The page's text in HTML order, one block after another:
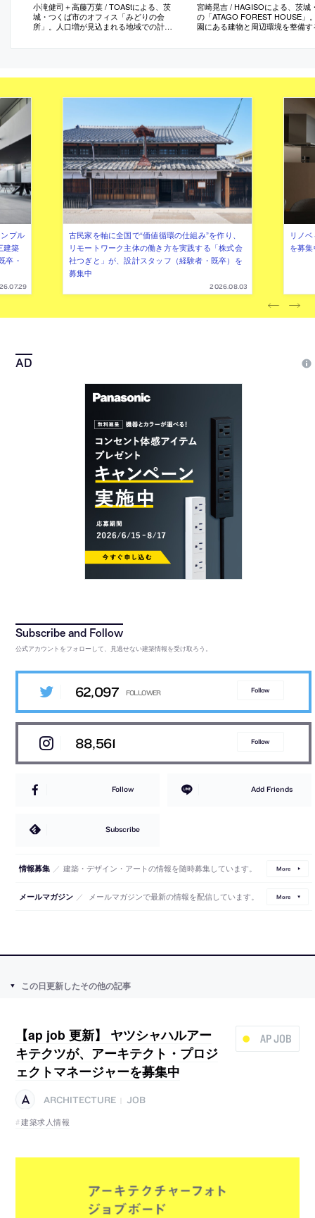
小滝健司＋高藤万葉 / TOAStによる、茨
城・つくば市のオフィス「みどりの会
所」。人口増が見込まれる地域での計
人々が集まれる場を求め、家の様な温か
成を特徴とする建築を考案
宮崎晃吉 / HAGISOによる、茨城
の「ATAGO FOREST HOUSE」
園にある建物と周辺環境を整備す
し、“心も体も切り替わる中継地
プル
建築
卒・
古民家を軸に全国で“価値循環の仕組み”を作り、
リモートワーク主体の働き方を実践する「株式会
社つぎと」が、設計スタッフ（経験者・既卒）を
募集中
2026.08.03
リノ
を募
公式アカウントをフォローして、見逃せない建築情報を受け取ろう。
62,097 Follow
88,561 Follow
Follow Add Friends
Subscribe
情報募集 ／ 建築・デザイン・アートの情報を随時募集しています。 More
メールマガジン ／ メールマガジンで最新の情報を配信しています。 More
この日更新したその他の記事
AP JOB
【ap job 更新】 ヤツシャハルアー
キテクツが、アーキテクト・プロジ
ェクトマネージャーを募集中
ARCHITECTURE
JOB
建築求人情報